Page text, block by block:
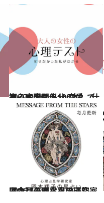
2025.9.28
【心理テスト100本】で知る本当の自分 恋愛、仕事、人間関係…
占い
2026.7.31
【今月のあなたの運勢は？】心理占星学研究家 岡本翔子の星占い
占い